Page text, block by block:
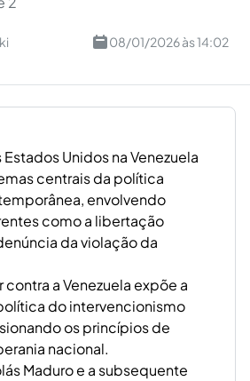
08/01/2026 às 14:02
Unidos na Venezuela
centrais da política
envolvendo
como a libertação
da violação da
a Venezuela expõe a
do intervencionismo
os princípios de
nacional.
Maduro e a subsequente